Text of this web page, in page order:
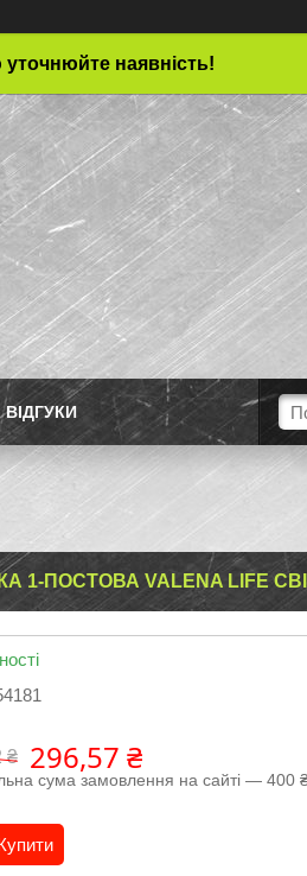
наявність!
ВІДГУКИ
1-ПОСТОВА VALENA LIFE
₴ 296,57 ₴
сума замовлення на сайті — 400